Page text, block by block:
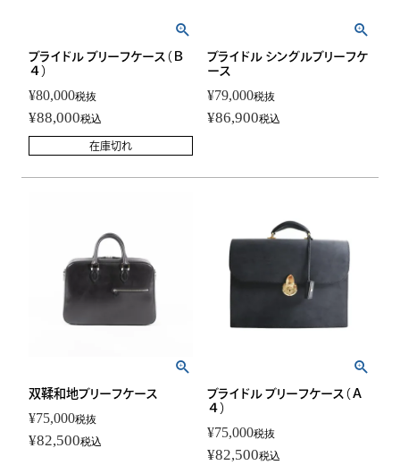
ブライドル ブリーフケース（Ｂ
４）
¥80,000税抜
¥88,000税込
在庫切れ
ブライドル シングルブリーフケ
ース
¥79,000税抜
¥86,900税込
双鞣和地ブリーフケース
¥75,000税抜
¥82,500税込
ブライドル ブリーフケース（Ａ
４）
¥75,000税抜
¥82,500税込